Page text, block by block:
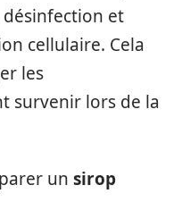
et
cellulaire. Cela
les
survenir lors de la
un sirop